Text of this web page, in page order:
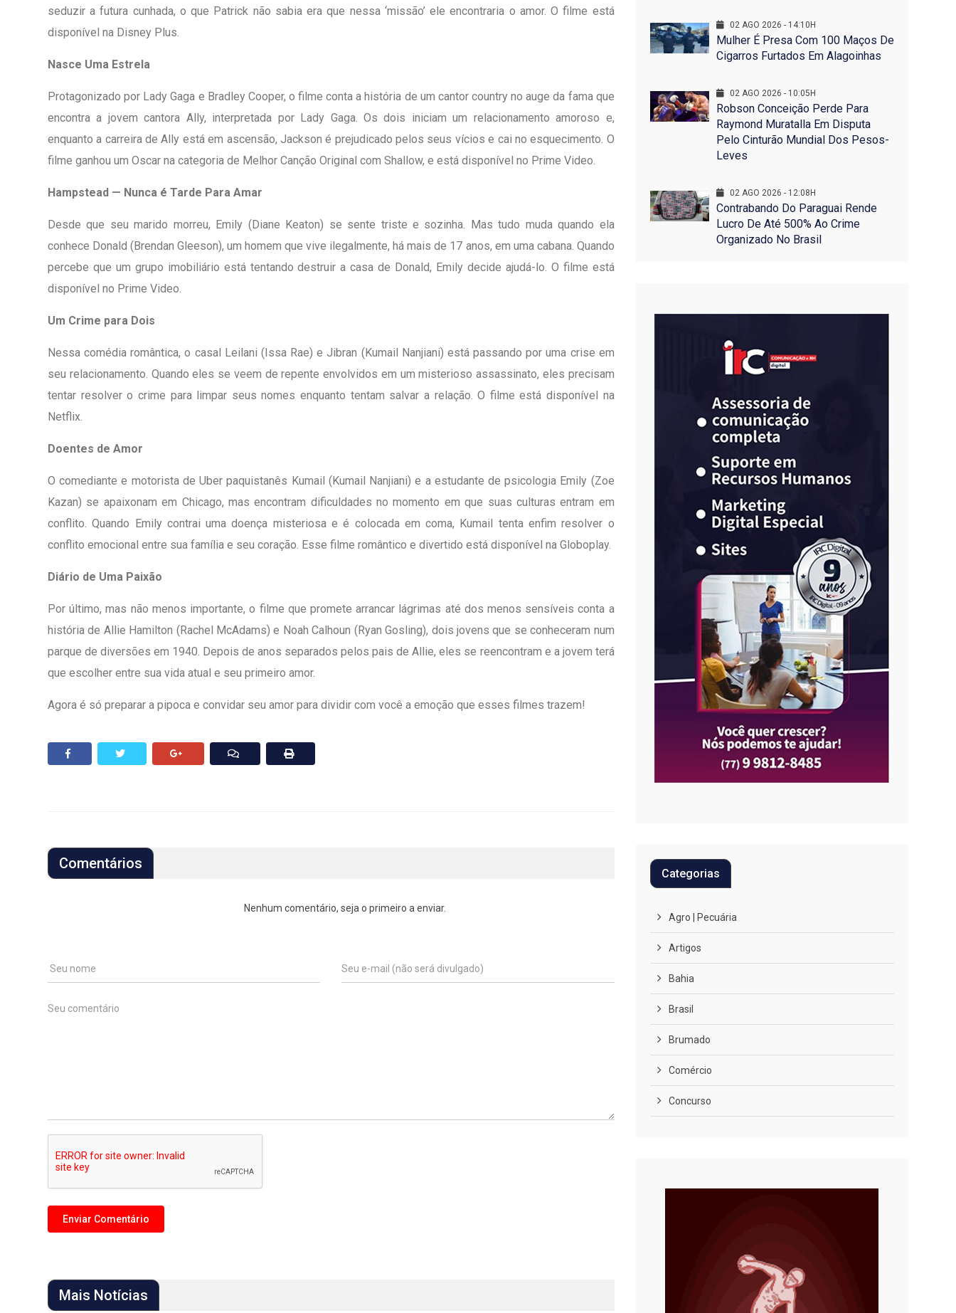
seduzir a futura cunhada, o que Patrick não sabia era que nessa ‘missão’ ele encontraria o amor. O filme está
disponível na Disney Plus.
Nasce Uma Estrela
Protagonizado por Lady Gaga e Bradley Cooper, o filme conta a história de um cantor country no auge da fama que
encontra a jovem cantora Ally, interpretada por Lady Gaga. Os dois iniciam um relacionamento amoroso e,
enquanto a carreira de Ally está em ascensão, Jackson é prejudicado pelos seus vícios e cai no esquecimento. O
filme ganhou um Oscar na categoria de Melhor Canção Original com Shallow, e está disponível no Prime Video.
Hampstead — Nunca é Tarde Para Amar
Desde que seu marido morreu, Emily (Diane Keaton) se sente triste e sozinha. Mas tudo muda quando ela
conhece Donald (Brendan Gleeson), um homem que vive ilegalmente, há mais de 17 anos, em uma cabana. Quando
percebe que um grupo imobiliário está tentando destruir a casa de Donald, Emily decide ajudá-lo. O filme está
disponível no Prime Video.
Um Crime para Dois
Nessa comédia romântica, o casal Leilani (Issa Rae) e Jibran (Kumail Nanjiani) está passando por uma crise em
seu relacionamento. Quando eles se veem de repente envolvidos em um misterioso assassinato, eles precisam
tentar resolver o crime para limpar seus nomes enquanto tentam salvar a relação. O filme está disponível na
Netflix.
Doentes de Amor
O comediante e motorista de Uber paquistanês Kumail (Kumail Nanjiani) e a estudante de psicologia Emily (Zoe
Kazan) se apaixonam em Chicago, mas encontram dificuldades no momento em que suas culturas entram em
conflito. Quando Emily contrai uma doença misteriosa e é colocada em coma, Kumail tenta enfim resolver o
conflito emocional entre sua família e seu coração. Esse filme romântico e divertido está disponível na Globoplay.
Diário de Uma Paixão
Por último, mas não menos importante, o filme que promete arrancar lágrimas até dos menos sensíveis conta a
história de Allie Hamilton (Rachel McAdams) e Noah Calhoun (Ryan Gosling), dois jovens que se conheceram num
parque de diversões em 1940. Depois de anos separados pelos pais de Allie, eles se reencontram e a jovem terá
que escolher entre sua vida atual e seu primeiro amor.
Agora é só preparar a pipoca e convidar seu amor para dividir com você a emoção que esses filmes trazem!
Comentários
Nenhum comentário, seja o primeiro a enviar.
Mais Notícias
02 AGO 2026 - 14:10H
Mulher É Presa Com 100 Maços De
Cigarros Furtados Em Alagoinhas
02 AGO 2026 - 10:05H
Robson Conceição Perde Para
Raymond Muratalla Em Disputa
Pelo Cinturão Mundial Dos Pesos-
Leves
02 AGO 2026 - 12:08H
Contrabando Do Paraguai Rende
Lucro De Até 500% Ao Crime
Organizado No Brasil
Categorias
Agro | Pecuária
Artigos
Bahia
Brasil
Brumado
Comércio
Concurso